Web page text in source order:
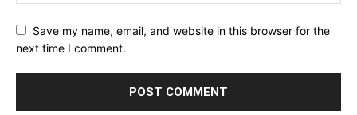
Save my name, email, and website in this browser for the
next time I comment.